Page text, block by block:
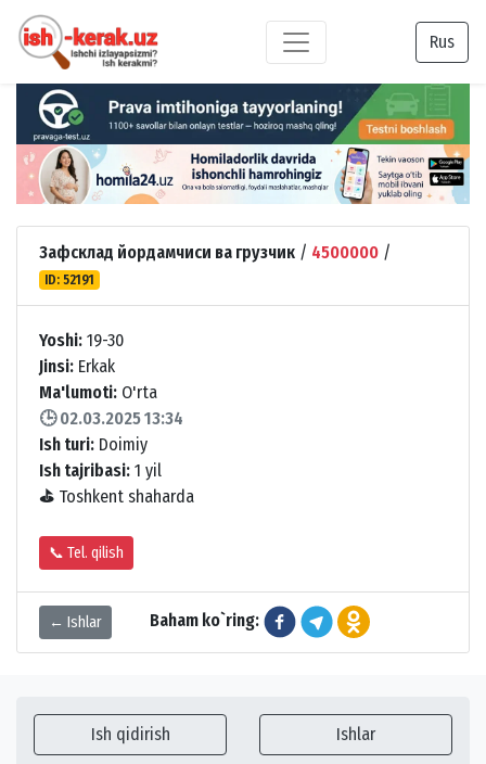
Rus
Зафсклад йордамчиси ва грузчик / 4500000 /
ID: 52191
Yoshi: 19-30
Jinsi: Erkak
Ma'lumoti: O'rta
🕒 02.03.2025 13:34
Ish turi: Doimiy
Ish tajribasi: 1 yil
⛳ Toshkent shaharda
📞 Tel. qilish
← Ishlar Baham ko`ring:
Ish qidirish Ishlar